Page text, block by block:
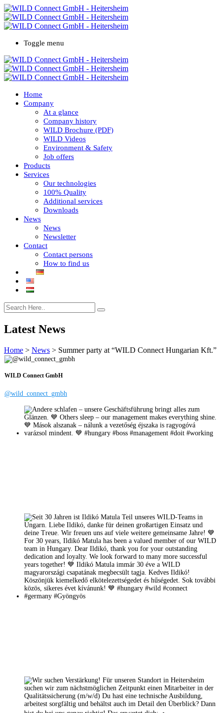
Toggle menu
Home
Company
At a glance
Company history
WILD Brochure (PDF)
WILD Videos
Environment & Safety
Job offers
Products
Services
Our technologies
100% Quality
Additional services
Downloads
News
News
Newsletter
Contact
Contact persons
How to find us
Latest News
Home > News > Summer party at “WILD Connect Hungarian Kft.”
WILD Connect GmbH
@wild_connect_gmbh